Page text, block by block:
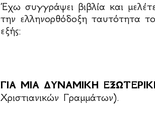
Έχω συγγράψει βιβλία και
την ελληνορθόδοξη ταυτότητα
εξής:
ΓΙΑ ΜΙΑ ΔΥΝΑΜΙΚΗ
Χριστιανικών Γραμμάτων).